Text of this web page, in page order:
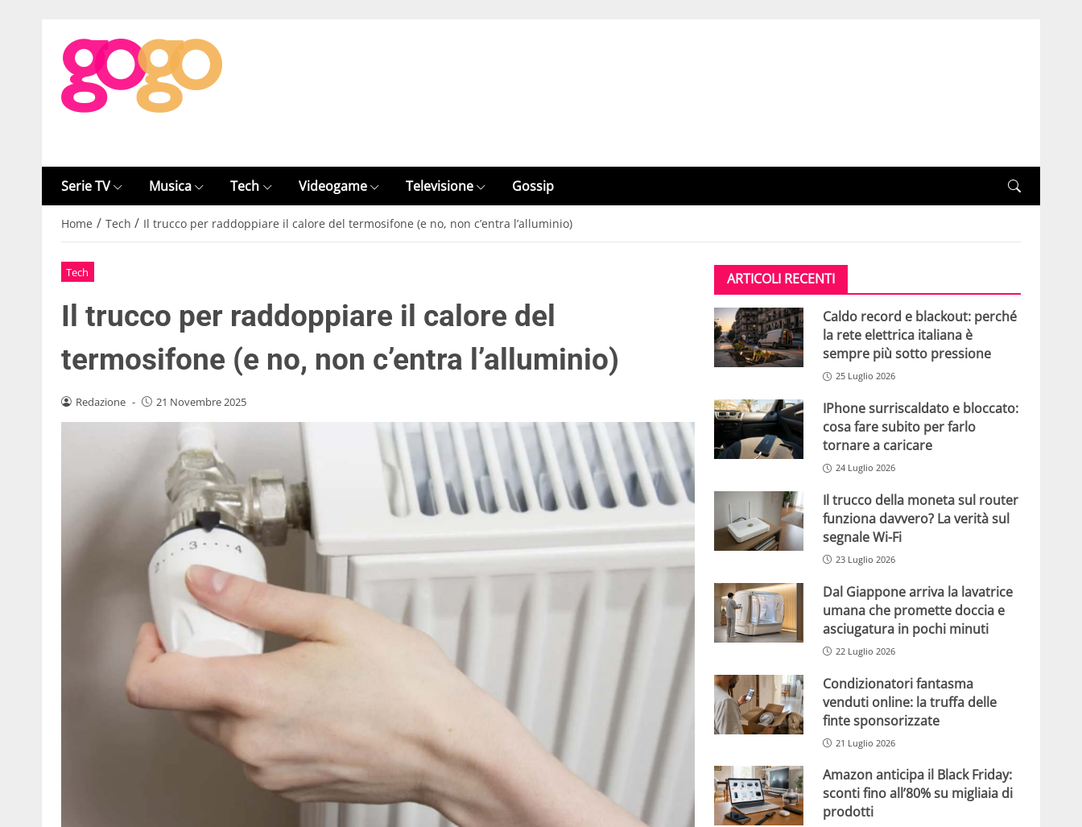
Serie TV Musica Tech Videogame Televisione Gossip
Home / Tech / Il trucco per raddoppiare il calore del termosifone (e no, non c’entra l’alluminio)
Tech
Il trucco per raddoppiare il calore del
termosifone (e no, non c’entra l’alluminio)
Redazione - 21 Novembre 2025
ARTICOLI RECENTI
Caldo record e blackout: perché
la rete elettrica italiana è
sempre più sotto pressione
25 Luglio 2026
IPhone surriscaldato e bloccato:
cosa fare subito per farlo
tornare a caricare
24 Luglio 2026
Il trucco della moneta sul router
funziona davvero? La verità sul
segnale Wi-Fi
23 Luglio 2026
Dal Giappone arriva la lavatrice
umana che promette doccia e
asciugatura in pochi minuti
22 Luglio 2026
Condizionatori fantasma
venduti online: la truffa delle
finte sponsorizzate
21 Luglio 2026
Amazon anticipa il Black Friday:
sconti fino all’80% su migliaia di
prodotti